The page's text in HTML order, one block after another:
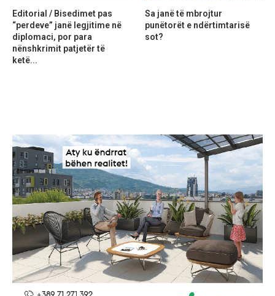
Editorial / Bisedimet pas
“perdeve” janë legjitime në
diplomaci, por para
nënshkrimit patjetër të
ketë...
Sa janë të mbrojtur
punëtorët e ndërtimtarisë
sot?